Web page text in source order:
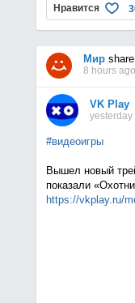
Нравится
Мир
8 hours ago
VK Play
yesterday
#видеоигры
Вышел новый
показали
https://vkplay.ru/